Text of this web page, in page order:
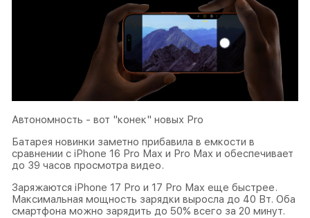
Автономность - вот "конек" новых Pro
Батарея новинки заметно прибавила в емкости в
сравнении с iPhone 16 Pro Max и Pro Max и обеспечивает
до 39 часов просмотра видео.
Заряжаются iPhone 17 Pro и 17 Pro Max еще быстрее.
Максимальная мощность зарядки выросла до 40 Вт. Оба
смартфона можно зарядить до 50% всего за 20 минут.